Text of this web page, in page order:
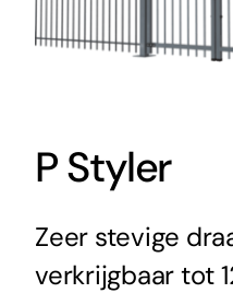
P Styler
Zeer stevige
verkrijgbaar tot